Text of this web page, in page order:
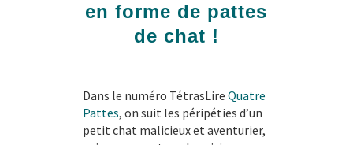
en forme de pattes
de chat !
Dans le numéro TétrasLire Quatre
Pattes, on suit les péripéties d’un
petit chat malicieux et aventurier,